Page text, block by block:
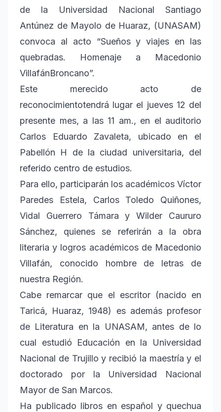
de la Universidad Nacional Santiago
Antúnez de Mayolo de Huaraz, (UNASAM)
convoca al acto “Sueños y viajes en las
quebradas. Homenaje a Macedonio
VillafánBroncano”.
Este merecido acto de
reconocimientotendrá lugar el jueves 12 del
presente mes, a las 11 am., en el auditorio
Carlos Eduardo Zavaleta, ubicado en el
Pabellón H de la ciudad universitaria, del
referido centro de estudios.
Para ello, participarán los académicos Víctor
Paredes Estela, Carlos Toledo Quiñones,
Vidal Guerrero Támara y Wilder Caururo
Sánchez, quienes se referirán a la obra
literaria y logros académicos de Macedonio
Villafán, conocido hombre de letras de
nuestra Región.
Cabe remarcar que el escritor (nacido en
Taricá, Huaraz, 1948) es además profesor
de Literatura en la UNASAM, antes de lo
cual estudió Educación en la Universidad
Nacional de Trujillo y recibió la maestría y el
doctorado por la Universidad Nacional
Mayor de San Marcos.
Ha publicado libros en español y quechua